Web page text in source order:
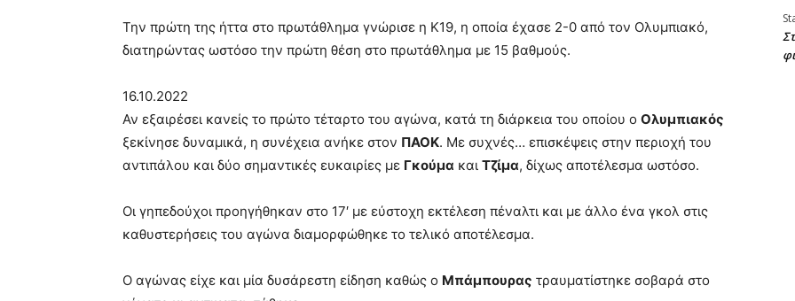
Την πρώτη της ήττα στο πρωτάθλημα γνώρισε η Κ19, η οποία έχασε 2-0 από τον Ολυμπιακό,
διατηρώντας ωστόσο την πρώτη θέση στο πρωτάθλημα με 15 βαθμούς.
16.10.2022
Αν εξαιρέσει κανείς το πρώτο τέταρτο του αγώνα, κατά τη διάρκεια του οποίου ο Ολυμπιακός
ξεκίνησε δυναμικά, η συνέχεια ανήκε στον ΠΑΟΚ. Με συχνές… επισκέψεις στην περιοχή του
αντιπάλου και δύο σημαντικές ευκαιρίες με Γκούμα και Τζίμα, δίχως αποτέλεσμα ωστόσο.
Οι γηπεδούχοι προηγήθηκαν στο 17′ με εύστοχη εκτέλεση πέναλτι και με άλλο ένα γκολ στις
καθυστερήσεις του αγώνα διαμορφώθηκε το τελικό αποτέλεσμα.
Ο αγώνας είχε και μία δυσάρεστη είδηση καθώς ο Μπάμπουρας τραυματίστηκε σοβαρά στο